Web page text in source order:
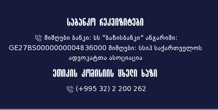
საბანკო რეკვიზიტები
მიმღები ბანკი: სს "ბაზისბანკი" ანგარიში:
GE27BS0000000004836000 მიმღები: სსიპ საქართველოს
ადვოკატთა ასოციაცია
ეთიკის კომისიის ცხელი ხაზი
(+995 32) 2 200 262